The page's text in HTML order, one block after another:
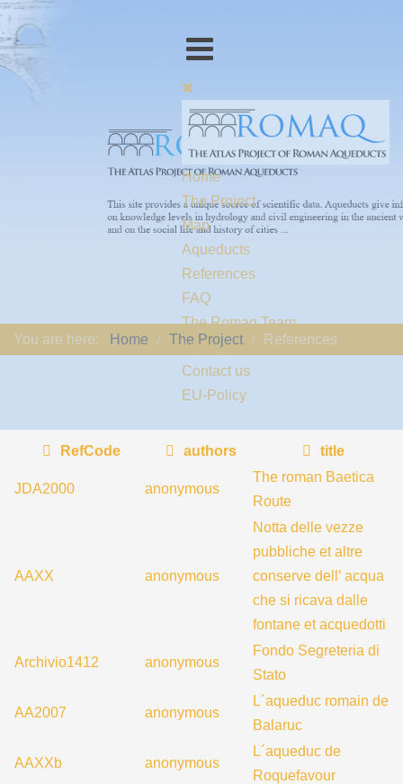
Home
The Project
Map
Aqueducts
References
FAQ
The Romaq Team
Links
Contact us
EU-Policy
You are here: Home The Project References
RefCode authors title
JDA2000 anonymous
The roman Baetica
Route
AAXX anonymous
Notta delle vezze
pubbliche et altre
conserve dell’ acqua
che si ricava dalle
fontane et acquedotti
Archivio1412 anonymous
Fondo Segreteria di
Stato
AA2007 anonymous
L´aqueduc romain de
Balaruc
AAXXb anonymous
L´aqueduc de
Roquefavour